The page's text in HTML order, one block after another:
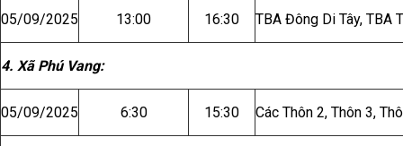
05/09/2025 13:00 16:30 TBA Đông Di Tây, TBA
4. Xã Phú Vang:
05/09/2025 6:30 15:30 Các Thôn 2, Thôn 3,